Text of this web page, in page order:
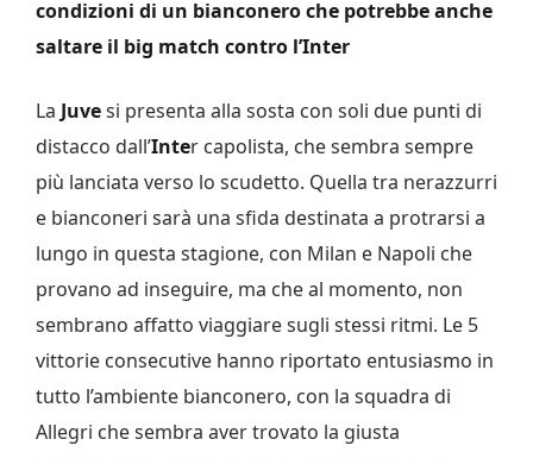
condizioni di un bianconero che potrebbe anche
saltare il big match contro l’Inter
La Juvesi presenta alla sosta con soli due punti di
distacco dall’Inter capolista, che sembra sempre
più lanciata verso lo scudetto. Quella tra nerazzurri
e bianconeri sarà una sfida destinata a protrarsi a
lungo in questa stagione, con Milan e Napoli che
provano ad inseguire, ma che al momento, non
sembrano affatto viaggiare sugli stessi ritmi. Le 5
vittorie consecutive hanno riportato entusiasmo in
tutto l’ambiente bianconero, con la squadra di
Allegri che sembra aver trovato la giusta